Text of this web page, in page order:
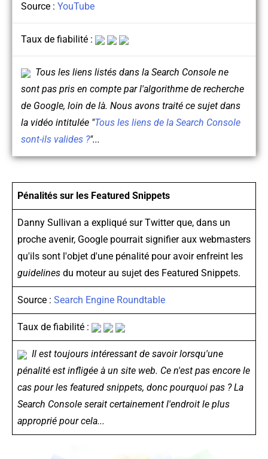
Source : YouTube
Taux de fiabilité :
Tous les liens listés dans la Search Console ne
sont pas pris en compte par l'algorithme de recherche
de Google, loin de là. Nous avons traité ce sujet dans
la vidéo intitulée "Tous les liens de la Search Console
sont-ils valides ?"...
Pénalités sur les Featured Snippets
Danny Sullivan a expliqué sur Twitter que, dans un
proche avenir, Google pourrait signifier aux webmasters
qu'ils sont l'objet d'une pénalité pour avoir enfreint les
guidelines du moteur au sujet des Featured Snippets.
Source : Search Engine Roundtable
Taux de fiabilité :
Il est toujours intéressant de savoir lorsqu'une
pénalité est infligée à un site web. Ce n'est pas encore le
cas pour les featured snippets, donc pourquoi pas ? La
Search Console serait certainement l'endroit le plus
approprié pour cela...